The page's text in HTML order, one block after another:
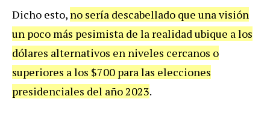
Dicho esto, no sería descabellado que una visión
un poco más pesimista de la realidad ubique a los
dólares alternativos en niveles cercanos o
superiores a los $700 para las elecciones
presidenciales del año 2023.